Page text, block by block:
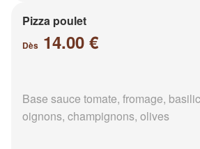
Pizza poulet
Dès 14.00 €
Base sauce tomate, fromage,
oignons, champignons, olives